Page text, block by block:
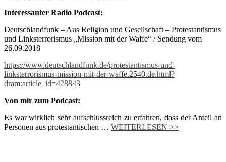
Interessanter Radio Podcast:
Deutschlandfunk – Aus Religion und Gesellschaft – Protestantismus
und Linksterrorismus „Mission mit der Waffe“ / Sendung vom
26.09.2018
https://www.deutschlandfunk.de/protestantismus-und-
linksterrorismus-mission-mit-der-waffe.2540.de.html?
dram:article_id=428843
Von mir zum Podcast:
Es war wirklich sehr aufschlussreich zu erfahren, dass der Anteil an
Personen aus protestantischen … WEITERLESEN >>